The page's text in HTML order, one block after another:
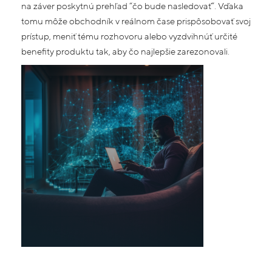
na záver poskytnú prehľad “čo bude nasledovať”. Vďaka
tomu môže obchodník v reálnom čase prispôsobovať svoj
prístup, meniť tému rozhovoru alebo vyzdvihnúť určité
benefity produktu tak, aby čo najlepšie zarezonovali.